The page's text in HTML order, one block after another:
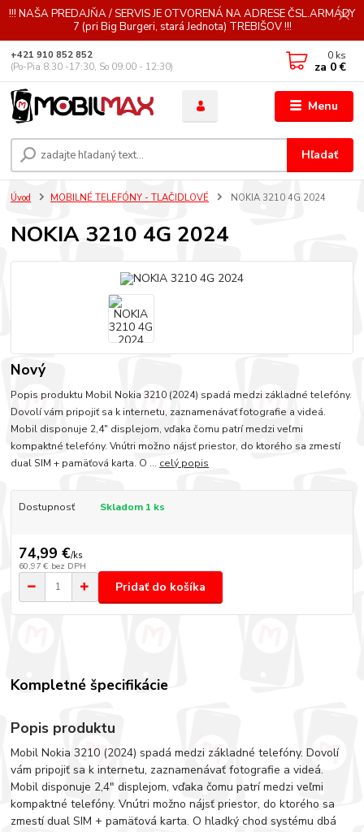
!!! NAŠA PREDAJŇA / SERVIS JE OTVORENÁ NA ADRESE ČSL.ARMÁDY
7 (pri Big Burgeri, stará Jednota) TREBIŠOV !!!
Menu
Hľadať
+421 910 852 852
(Po-Pia 8:30 -17:30, So 09:00 - 12:30)
0 ks
za 0 €
Úvod MOBILNÉ TELEFÓNY - TLAČIDLOVÉ NOKIA 3210 4G 2024
NOKIA 3210 4G 2024
Nový
Popis produktu Mobil Nokia 3210 (2024) spadá medzi základné telefóny.
Dovolí vám pripojiť sa k internetu, zaznamenávať fotografie a videá.
Mobil disponuje 2,4" displejom, vďaka čomu patrí medzi veľmi
kompaktné telefóny. Vnútri možno nájsť priestor, do ktorého sa zmestí
dual SIM + pamäťová karta. O ... celý popis
Dostupnosť Skladom 1 ks
74,99 €/ks
60,97 € bez DPH
Pridať do košíka
Kompletné špecifikácie
Popis produktu
Mobil Nokia 3210 (2024) spadá medzi základné telefóny. Dovolí
vám pripojiť sa k internetu, zaznamenávať fotografie a videá.
Mobil disponuje 2,4" displejom, vďaka čomu patrí medzi veľmi
kompaktné telefóny. Vnútri možno nájsť priestor, do ktorého sa
zmestí dual SIM + pamäťová karta. O hladký chod systému dbá